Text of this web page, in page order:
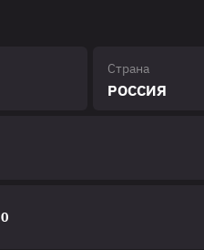
Страна
РОССИЯ
0